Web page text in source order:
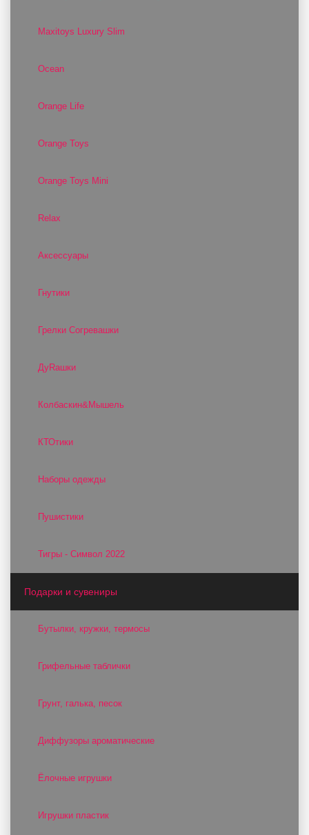
Maxitoys Luxury Slim
Ocean
Orange Life
Orange Toys
Orange Toys Mini
Relax
Аксессуары
Гнутики
Грелки Согревашки
ДуRашки
Колбаскин&Мышель
КТОтики
Наборы одежды
Пушистики
Тигры - Символ 2022
Подарки и сувениры
Бутылки, кружки, термосы
Грифельные таблички
Грунт, галька, песок
Диффузоры ароматические
Ёлочные игрушки
Игрушки пластик